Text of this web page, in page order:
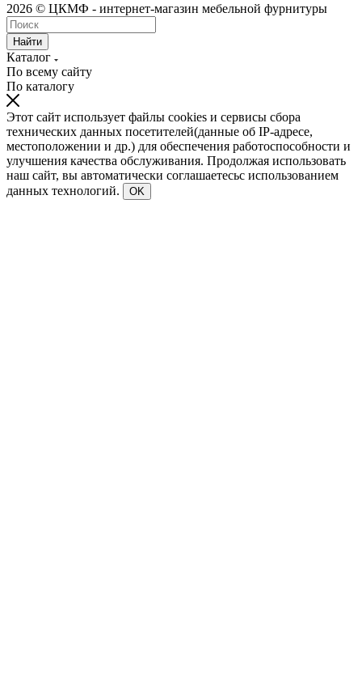
2026 © ЦКМФ - интернет-магазин мебельной фурнитуры
Найти
Каталог
По всему сайту
По каталогу
Этот сайт использует файлы cookies и сервисы сбора
технических данных посетителей(данные об IP-адресе,
местоположении и др.) для обеспечения работоспособности и
улучшения качества обслуживания. Продолжая использовать
наш сайт, вы автоматически соглашаетесьс использованием
данных технологий.
OK